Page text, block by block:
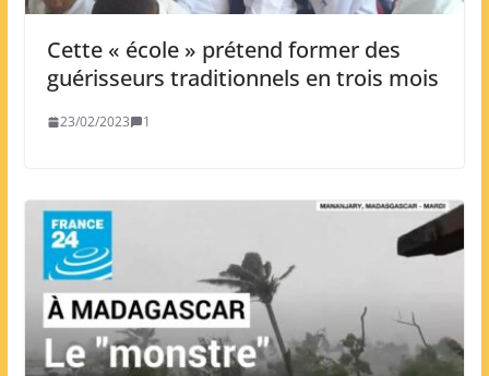
Cette « école » prétend former des
guérisseurs traditionnels en trois mois
23/02/2023 1